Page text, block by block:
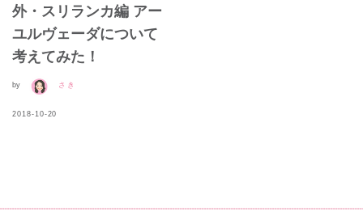
外・スリランカ編 アー
ユルヴェーダについて
考えてみた！
by さき
2018-10-20